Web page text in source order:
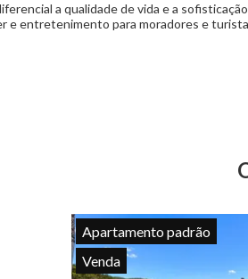
a qualidade de vida e a
e entretenimento para moradores e
Apartamento padrão
Venda